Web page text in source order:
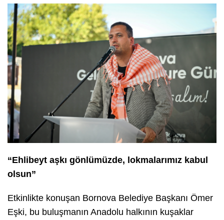
“Ehlibeyt aşkı gönlümüzde, lokmalarımız kabul
olsun”
Etkinlikte konuşan Bornova Belediye Başkanı Ömer
Eşki, bu buluşmanın Anadolu halkının kuşaklar